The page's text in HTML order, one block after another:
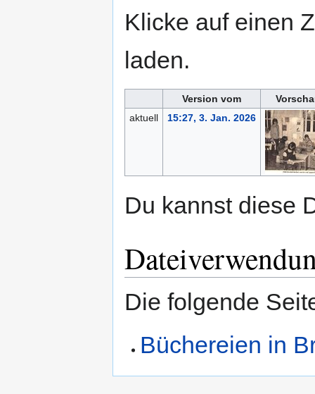
Klicke auf einen
laden.
Version vom
aktuell
15:27, 3. Jan. 2026
Du kannst diese
Die folgende
Büchereien in